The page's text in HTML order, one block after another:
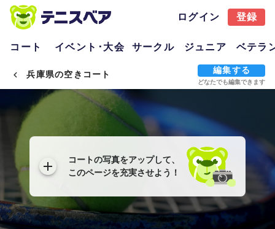
ログイン 登録
コート イベント･大会 サークル ジュニア ベテラ
兵庫県の空きコート 編集する
どなたでも編集できます
コートの写真をアップして、
このページを充実させよう！